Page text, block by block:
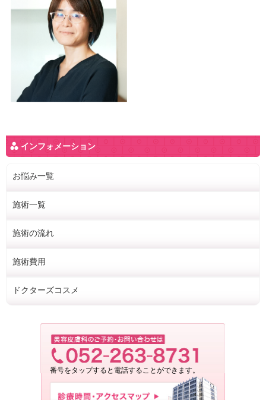
インフォメーション
お悩み一覧
施術一覧
施術の流れ
施術費用
ドクターズコスメ
番号をタップすると電話することができます。